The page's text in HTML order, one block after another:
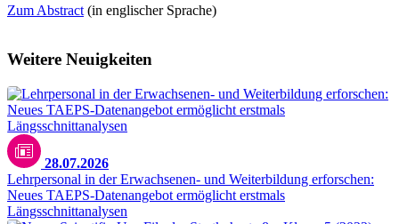
Zum Abstract (in englischer Sprache)
Weitere Neuigkeiten
28.07.2026
Lehrpersonal in der Erwachsenen- und Weiterbildung erforschen:
Neues TAEPS-Datenangebot ermöglicht erstmals
Längsschnittanalysen